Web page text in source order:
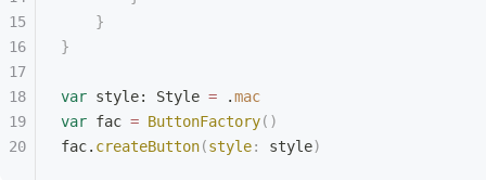
    }
}
var style: Style = .mac
var fac = ButtonFactory()
fac. createButton(style: style)